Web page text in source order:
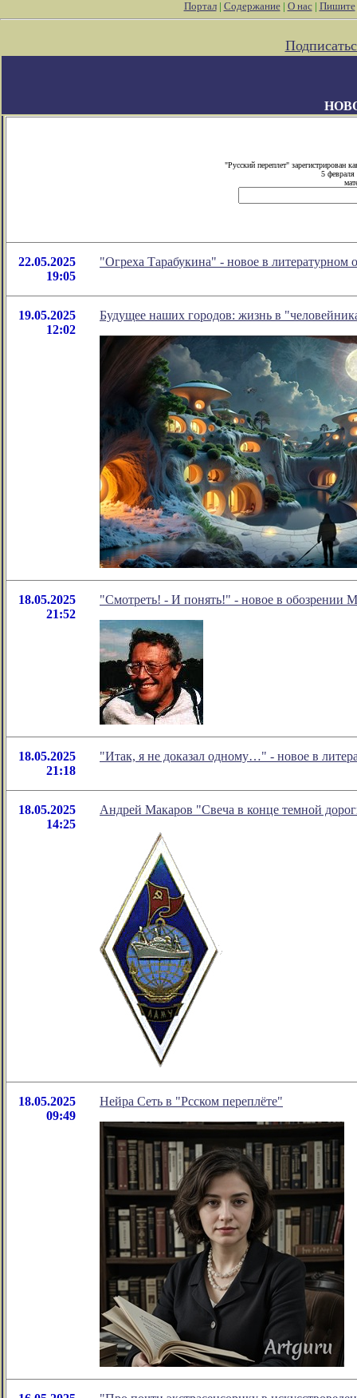
Портал| Содержание| О нас| Пишите
"Русский переплет" зарегистрирован
5 февраля
22.05.2025
19:05
"Огреха Тарабукина" - новое в
19.05.2025
12:02
Будущее наших городов: жизнь в
18.05.2025
21:52
"Смотреть! - И понять!" - новое в обозрении
18.05.2025
21:18
"Итак, я не доказал одному…" - новое в
18.05.2025
14:25
Андрей Макаров "Свеча в конце темной
18.05.2025
09:49
Нейра Сеть в "Рсском переплёте"